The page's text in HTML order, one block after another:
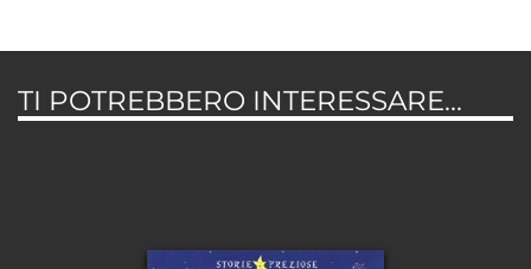
TI POTREBBERO INTERESSARE...